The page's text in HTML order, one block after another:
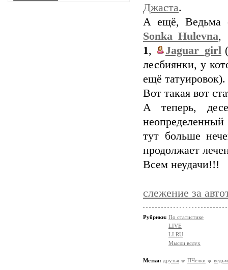
Джаста.
А ещё, Ведьма
Sonka_Hulevna,
1, Jaguar_girl
лесбиянки, у
ещё татуировок).
Вот такая вот
А теперь,
неопределенный
тут больше
продолжает
Всем неудачи!!!
слежение за
Рубрики: По статистике
LIVE
LI.RU
Мысли вслух
Метки: друзья ПЧёлки